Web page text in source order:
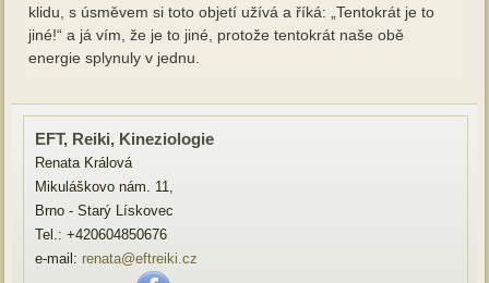
klidu, s úsměvem si toto objetí užívá a říká: „Tentokrát je to
jiné!“ a já vím, že je to jiné, protože tentokrát naše obě
energie splynuly v jednu.
EFT, Reiki, Kineziologie
Renata Králová
Mikuláškovo nám. 11,
Brno - Starý Lískovec
Tel.: +420604850676
e-mail:renata@eftreiki.cz